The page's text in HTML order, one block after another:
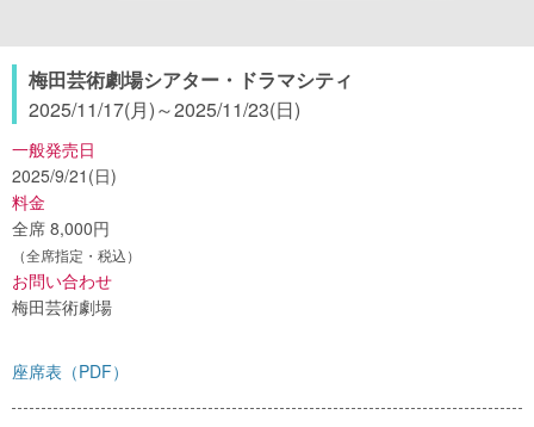
梅田芸術劇場シアター・ドラマシティ
2025/11/17(月)～2025/11/23(日)
一般発売日
2025/9/21(日)
料金
全席 8,000円
（全席指定・税込）
お問い合わせ
梅田芸術劇場
座席表（PDF）